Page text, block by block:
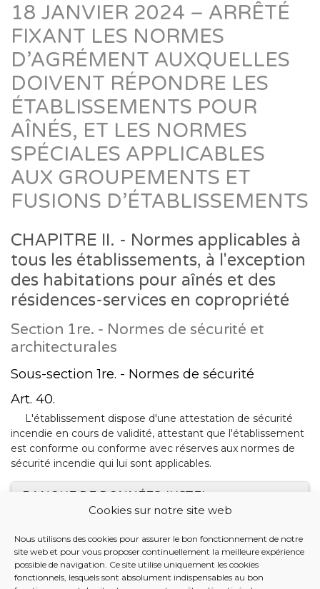
Cookies sur notre site web
Nous utilisons des cookies pour assurer le bon fonctionnement de notre
site web et pour vous proposer continuellement la meilleure expérience
possible de navigation. Ce site utilise uniquement les cookies
fonctionnels, lesquels sont absolument indispensables au bon
18 JANVIER 2024 – ARRÊTÉ
FIXANT LES NORMES
D’AGRÉMENT AUXQUELLES
DOIVENT RÉPONDRE LES
ÉTABLISSEMENTS POUR
AÎNÉS, ET LES NORMES
SPÉCIALES APPLICABLES
AUX GROUPEMENTS ET
FUSIONS D’ÉTABLISSEMENTS
CHAPITRE II. - Normes applicables à
tous les établissements, à l'exception
des habitations pour aînés et des
résidences-services en copropriété
Section 1re. - Normes de sécurité et
architecturales
Sous-section 1re. - Normes de sécurité
Art. 40.
L'établissement dispose d'une attestation de sécurité
incendie en cours de validité, attestant que l'établissement
est conforme ou conforme avec réserves aux normes de
sécurité incendie qui lui sont applicables.
BANQUE DE DONNÉES JUSTEL
Commission communautaire commune fixant les
normes d'agrément auxquelles doivent répondre les
établissements pour aînés, et les normes spéciales